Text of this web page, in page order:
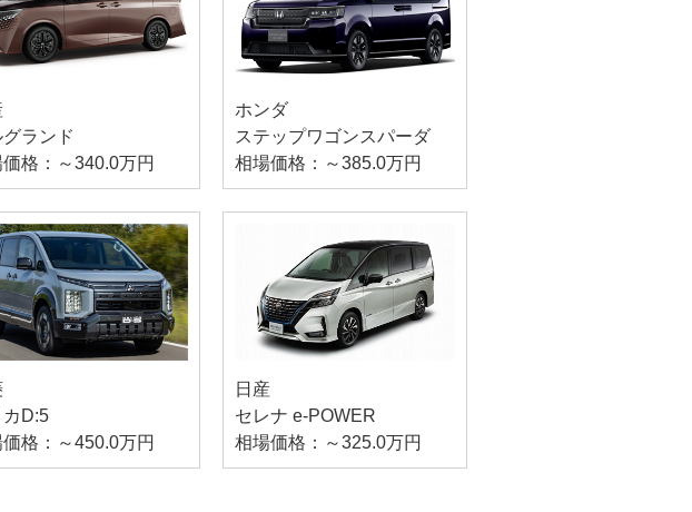
ランド
格：～340.0万円
ホンダ
ステップワゴンスパーダ
相場価格：～385.0万円
カD:5
格：～450.0万円
日産
セレナ e-POWER
相場価格：～325.0万円